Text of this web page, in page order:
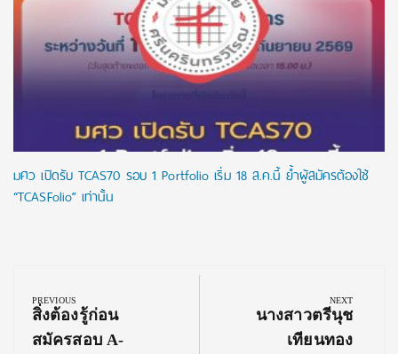
มศว เปิดรับ TCAS70 รอบ 1 Portfolio เริ่ม 18 ส.ค.นี้ ย้ำผู้สมัครต้องใช้
“TCASFolio” เท่านั้น
navigation
PREVIOUS
Previous
Post:
สิ่งต้องรู้ก่อน
สมัครสอบ A-
NEXT
Next
Post:
นางสาวตรีนุช
เทียนทอง